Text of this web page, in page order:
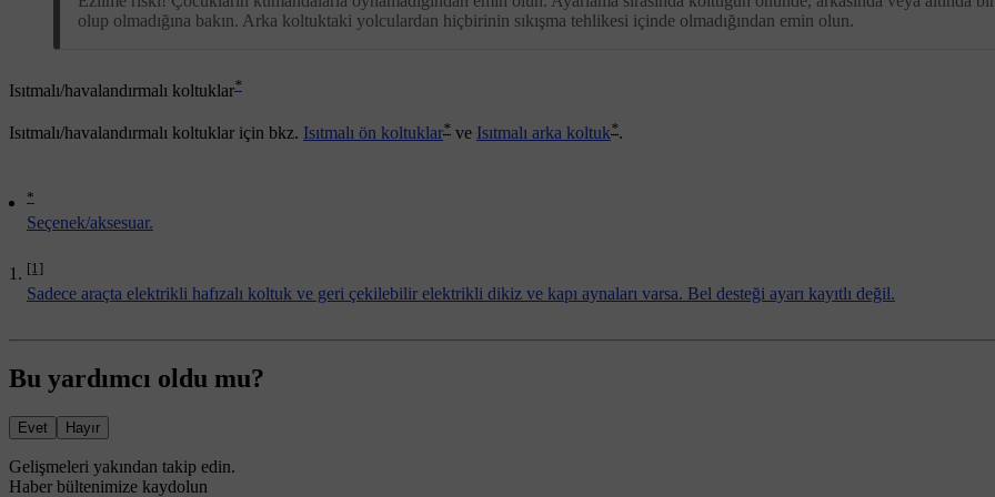
olup olmadığına bakın. Arka koltuktaki yolculardan hiçbirinin sıkışma tehlikesi içinde olmadığından emin olun.
Isıtmalı/havalandırmalı koltuklar*
Isıtmalı/havalandırmalı koltuklar için bkz. Isıtmalı ön koltuklar* ve Isıtmalı arka koltuk*.
*
Seçenek/aksesuar.
[1]
Sadece araçta elektrikli hafızalı koltuk ve geri çekilebilir elektrikli dikiz ve kapı aynaları varsa. Bel desteği ayarı kayıtlı değil.
Bu yardımcı oldu mu?
Evet Hayır